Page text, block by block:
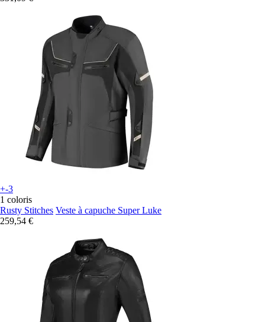
+-3
1 coloris
Rusty Stitches Veste à capuche Super Luke
259,54 €